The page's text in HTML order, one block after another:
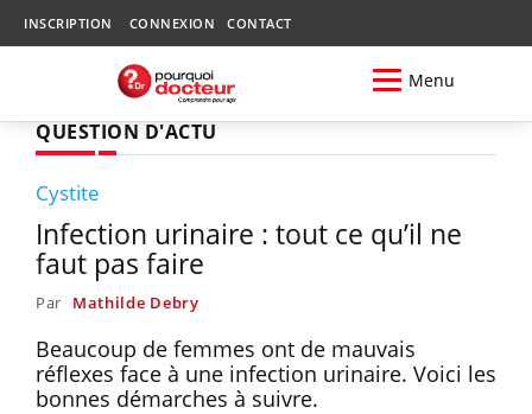
INSCRIPTION CONNEXION CONTACT
Menu
QUESTION D'ACTU
Cystite
Infection urinaire : tout ce qu’il ne
faut pas faire
Par Mathilde Debry
Beaucoup de femmes ont de mauvais
réflexes face à une infection urinaire. Voici les
bonnes démarches à suivre.